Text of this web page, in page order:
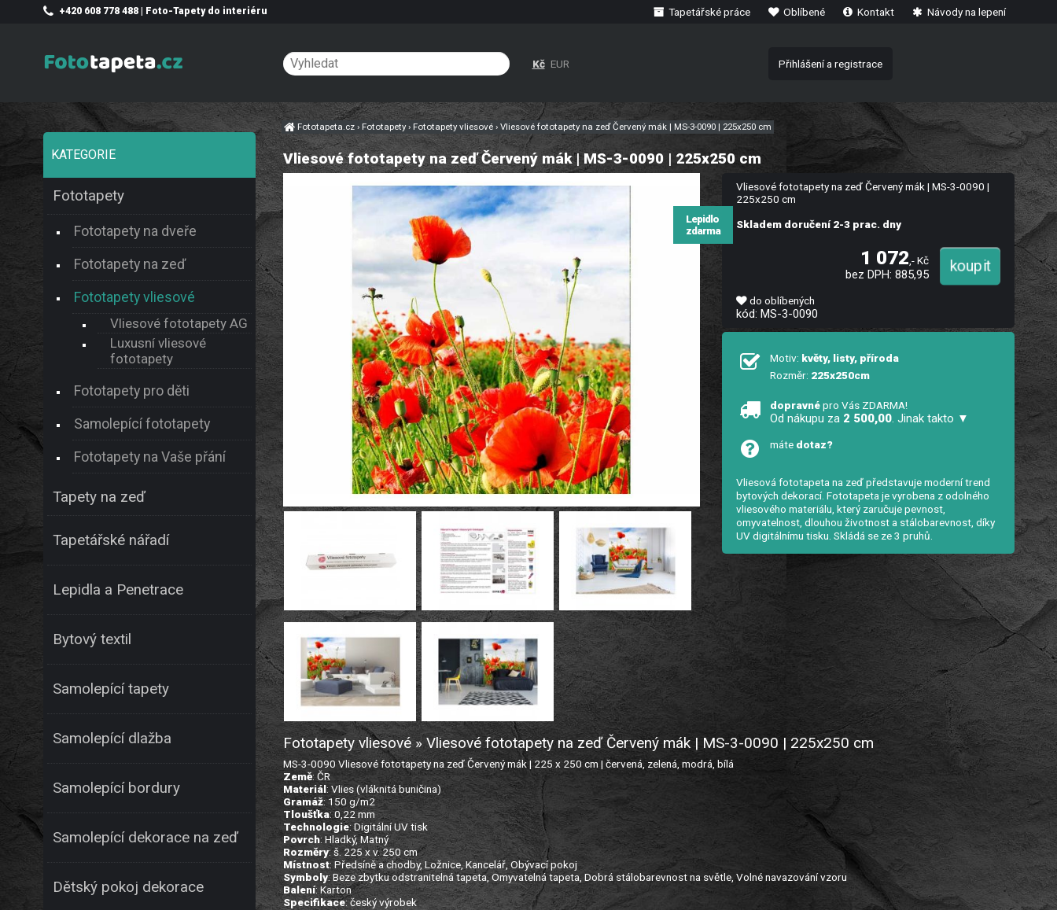
Vliesové fototapety na zeď Červený mák | MS-3-0090 | 225x250 cm
Vliesové fototapety na zeď Červený mák | MS-3-0090 |
225x250 cm
Lepidlo
zdarma
Skladem doručení 2-3 prac. dny
1 072 ,- Kč
bez DPH: 885,95
do oblíbených
kód: MS-3-0090
Motiv: květy, listy, příroda
Rozměr: 225x250cm
dopravnépro Vás ZDARMA!
Od nákupu za 2 500,00. Jinak takto ▼
máte dotaz?
Vliesová fototapeta na zeď představuje moderní trend
bytových dekorací. Fototapeta je vyrobena z odolného
vliesového materiálu, který zaručuje pevnost,
omyvatelnost, dlouhou životnost a stálobarevnost, díky
UV digitálnímu tisku. Skládá se ze 3 pruhů.
Fototapety vliesové » Vliesové fototapety na zeď Červený mák | MS-3-0090 | 225x250 cm
MS-3-0090 Vliesové fototapety na zeď Červený mák | 225 x 250 cm | červená, zelená, modrá, bílá
Země: ČR
Materiál: Vlies (vláknitá buničina)
Gramáž: 150 g/m2
Tloušťka: 0,22 mm
Technologie: Digitální UV tisk
Povrch: Hladký, Matný
Rozměry: š. 225 x v. 250 cm
Místnost: Předsíně a chodby, Ložnice, Kancelář, Obývací pokoj
Symboly: Beze zbytku odstranitelná tapeta, Omyvatelná tapeta, Dobrá stálobarevnost na světle, Volné navazování vzoru
Balení: Karton
Specifikace: český výrobek
KATEGORIE
Fototapety
Fototapety na dveře
Fototapety na zeď
Fototapety vliesové
Vliesové fototapety AG
Luxusní vliesové
fototapety
Fototapety pro děti
Samolepící fototapety
Fototapety na Vaše přání
Tapety na zeď
Tapetářské nářadí
Lepidla a Penetrace
Bytový textil
Samolepící tapety
Samolepící dlažba
Samolepící bordury
Samolepící dekorace na zeď
Dětský pokoj dekorace
Tapetářské práce Oblíbené Kontakt Návody na lepení
Fototapeta.cz› Fototapety› Fototapety vliesové ›Vliesové fototapety na zeď Červený mák | MS-3-0090 | 225x250 cm
+420 608 778 488 | Foto-Tapety do interiéru
Kč EUR Přihlášení a registrace